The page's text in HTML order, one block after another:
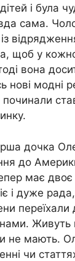
і
сама.
щоб у
вона
нові
починали
дочка
до
має двоє
і дуже
переїхали
не мають.
чи